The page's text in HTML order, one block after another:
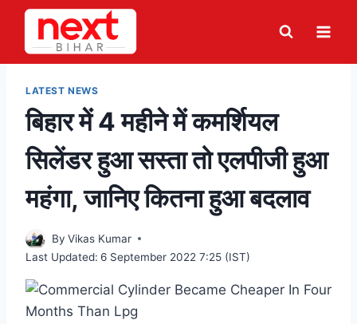
Skip
content
LATEST NEWS
बिहार में 4 महीने में कमर्शियल
सिलेंडर हुआ सस्ता तो एलपीजी हुआ
महंगा, जानिए कितना हुआ बदलाव
By Vikas Kumar
Last Updated: 6 September 2022 7:25 (IST)